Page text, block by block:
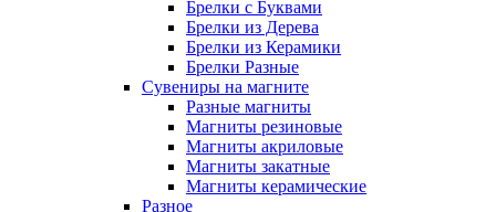
Брелки с Буквами
Брелки из Дерева
Брелки из Керамики
Брелки Разные
Сувениры на магните
Разные магниты
Магниты резиновые
Магниты акриловые
Магниты закатные
Магниты керамические
Разное